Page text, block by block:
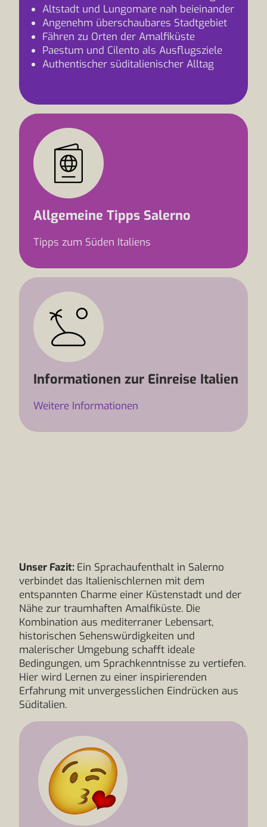
Altstadt und Lungomare nah beieinander
Angenehm überschaubares Stadtgebiet
Fähren zu Orten der Amalfiküste
Paestum und Cilento als Ausflugsziele
Authentischer süditalienischer Alltag
Allgemeine Tipps Salerno
Tipps zum Süden Italiens
Informationen zur Einreise Italien
Weitere Informationen
Unser Fazit: Ein Sprachaufenthalt in Salerno
verbindet das Italienischlernen mit dem
entspannten Charme einer Küstenstadt und der
Nähe zur traumhaften Amalfiküste. Die
Kombination aus mediterraner Lebensart,
historischen Sehenswürdigkeiten und
malerischer Umgebung schafft ideale
Bedingungen, um Sprachkenntnisse zu vertiefen.
Hier wird Lernen zu einer inspirierenden
Erfahrung mit unvergesslichen Eindrücken aus
Süditalien.